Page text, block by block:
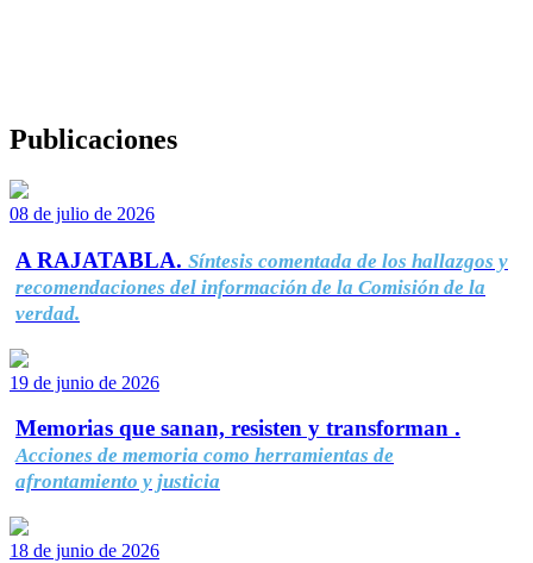
Publicaciones
08 de julio de 2026
A RAJATABLA. Síntesis comentada de los hallazgos y
recomendaciones del información de la Comisión de la
verdad.
19 de junio de 2026
Memorias que sanan, resisten y transforman .
Acciones de memoria como herramientas de
afrontamiento y justicia
18 de junio de 2026